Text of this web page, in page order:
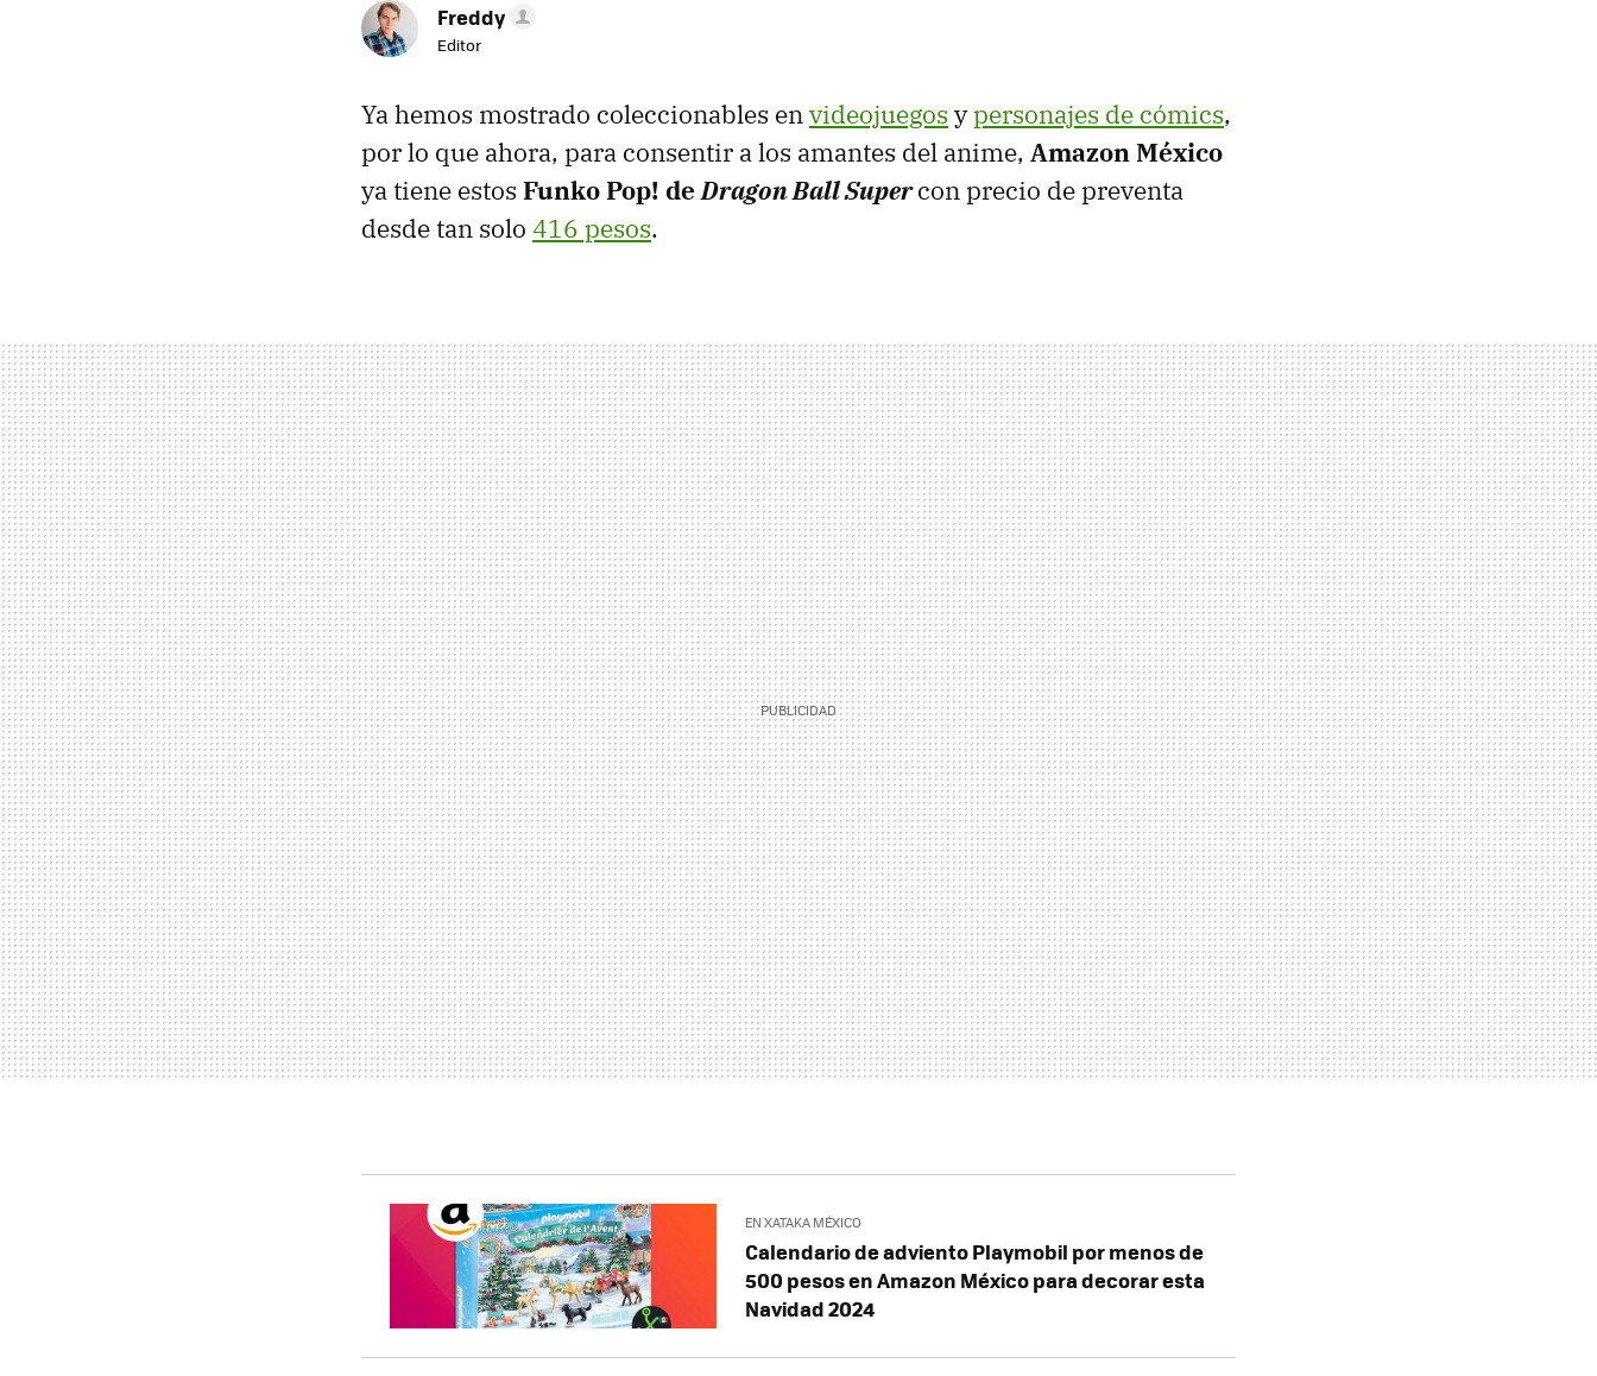
Freddy
Editor
Ya hemos mostrado coleccionables envideojuegos ypersonajes de cómics,
por lo que ahora, para consentir a los amantes del anime, Amazon México
ya tiene estos Funko Pop! deDragon Ball Supercon precio de preventa
desde tan solo 416 pesos.
EN XATAKA MÉXICO
Calendario de adviento Playmobil por menos de
500 pesos en Amazon México para decorar esta
Navidad 2024